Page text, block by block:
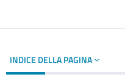
INDICE DELLA PAGINA